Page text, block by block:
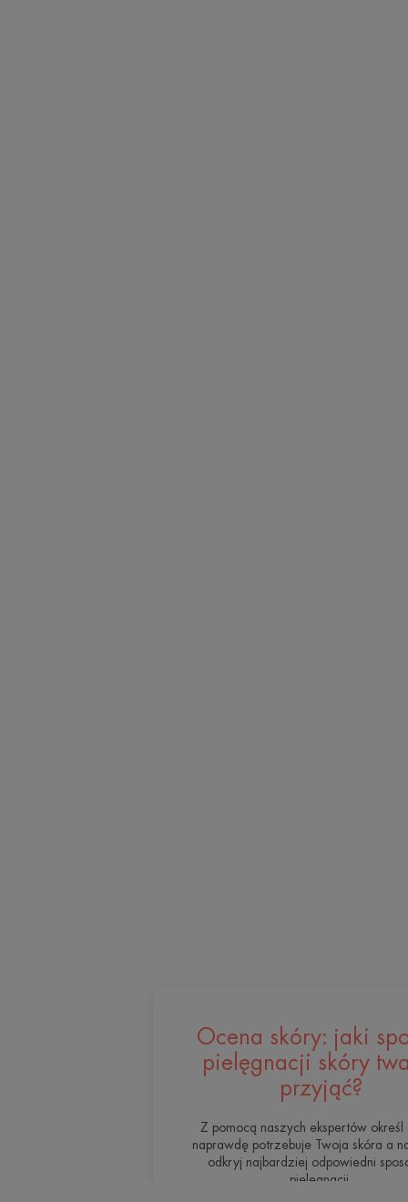
Ocena skóry: jaki
pielęgnacji skóry
przyjąć?
Z pomocą naszych ekspertów określ
naprawdę potrzebuje Twoja skóra a
odkryj najbardziej odpowiedni
pielęgnacji.